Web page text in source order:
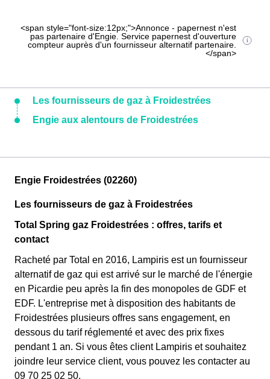
<span style="font-size:12px;">Annonce - papernest n'est
pas partenaire d'Engie. Service papernest d'ouverture
compteur auprès d'un fournisseur alternatif partenaire.
</span>
Les fournisseurs de gaz à Froidestrées
Engie aux alentours de Froidestrées
Engie Froidestrées (02260)
Les fournisseurs de gaz à Froidestrées
Total Spring gaz Froidestrées : offres, tarifs et
contact
Racheté par Total en 2016, Lampiris est un fournisseur
alternatif de gaz qui est arrivé sur le marché de l'énergie
en Picardie peu après la fin des monopoles de GDF et
EDF. L'entreprise met à disposition des habitants de
Froidestrées plusieurs offres sans engagement, en
dessous du tarif réglementé et avec des prix fixes
pendant 1 an. Si vous êtes client Lampiris et souhaitez
joindre leur service client, vous pouvez les contacter au
09 70 25 02 50.